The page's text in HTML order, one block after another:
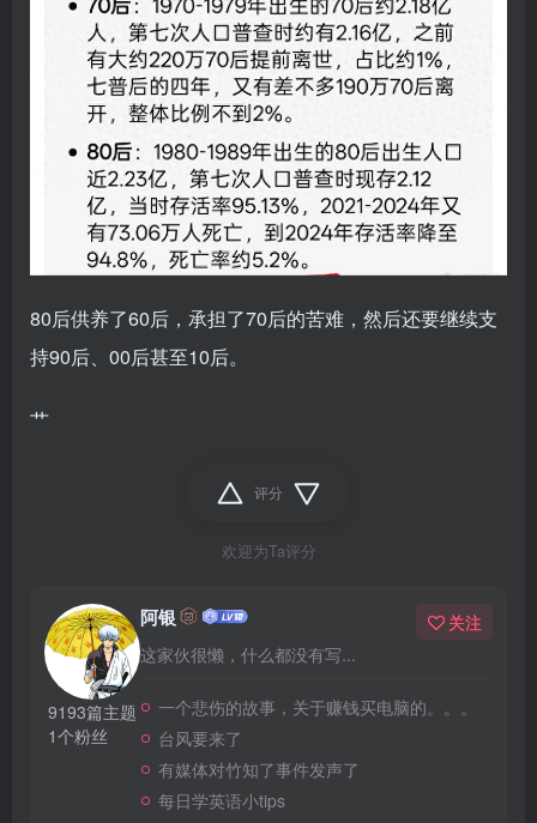
80后供养了60后，承担了70后的苦难，然后还要继续支
持90后、00后甚至10后。
艹
评分
欢迎为Ta评分
9193篇主题
1个粉丝
阿银
这家伙很懒，什么都没有写...
关注
一个悲伤的故事，关于赚钱买电脑的。。。
台风要来了
有媒体对竹知了事件发声了
每日学英语小tips